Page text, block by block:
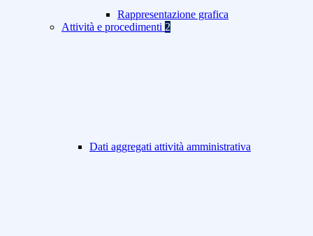
Rappresentazione grafica
Attività e procedimenti 2
Dati aggregati attività amministrativa